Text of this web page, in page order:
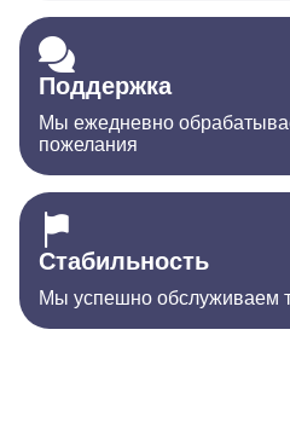
Поддержка
Мы ежедневно
пожелания
Стабильность
Мы успешно обслуживаем